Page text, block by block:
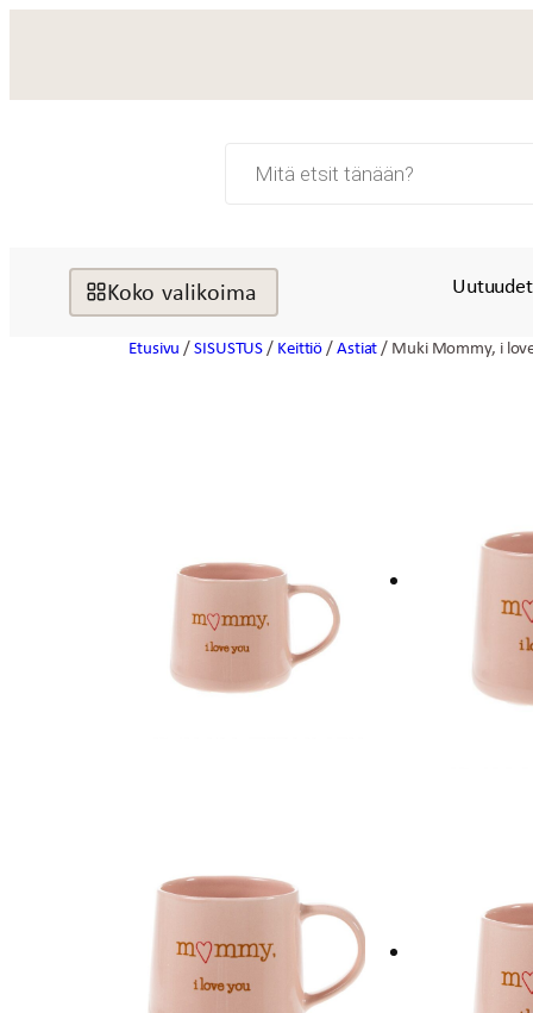
search
Koko valikoima Uutuudet
Etusivu /SISUSTUS/ Keittiö/Astiat/ Muki Mommy, i